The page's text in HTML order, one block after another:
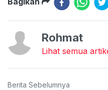
Rohmat
Lihat semua
Berita Sebelumnya